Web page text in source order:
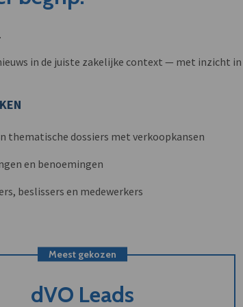
in de juiste zakelijke context — met inzicht
dossiers met verkoopkansen
en benoemingen
beslissers en medewerkers
Meest gekozen
dVO Leads